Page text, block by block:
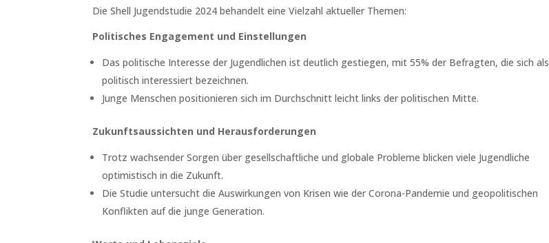
Die Shell Jugendstudie 2024 behandelt eine Vielzahl aktueller Themen:
Politisches Engagement und Einstellungen
Das politische Interesse der Jugendlichen ist deutlich gestiegen, mit 55% der Befragten, die sich als
politisch interessiert bezeichnen.
Junge Menschen positionieren sich im Durchschnitt leicht links der politischen Mitte.
Zukunftsaussichten und Herausforderungen
Trotz wachsender Sorgen über gesellschaftliche und globale Probleme blicken viele Jugendliche
optimistisch in die Zukunft.
Die Studie untersucht die Auswirkungen von Krisen wie der Corona-Pandemie und geopolitischen
Konflikten auf die junge Generation.